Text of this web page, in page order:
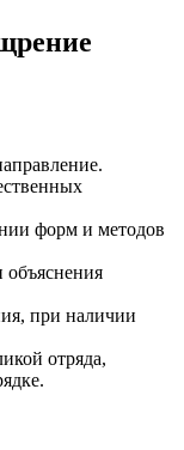
форм и методов
объяснения
при наличии
отряда,